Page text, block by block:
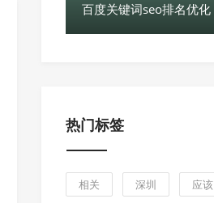
百度关键词seo排名优化
热门标签
相关 深圳 应该